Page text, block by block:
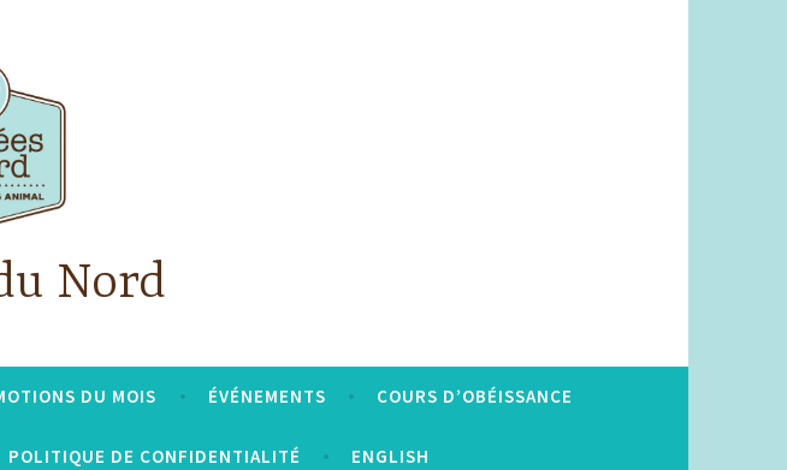
Nord
DU MOIS ÉVÉNEMENTS COURS D’OBÉISSANCE
POLITIQUE DE CONFIDENTIALITÉ ENGLISH